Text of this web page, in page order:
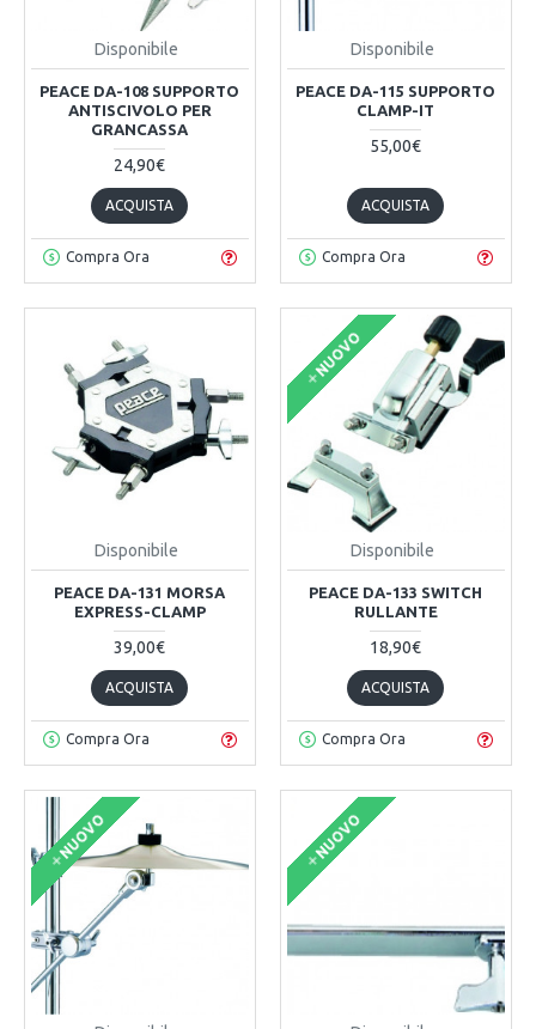
Disponibile
PEACE DA-108 SUPPORTO
ANTISCIVOLO PER
GRANCASSA
24,90€
ACQUISTA
Compra Ora
Disponibile
PEACE DA-115 SUPPORTO
CLAMP-IT
55,00€
ACQUISTA
Compra Ora
Disponibile
PEACE DA-131 MORSA
EXPRESS-CLAMP
39,00€
ACQUISTA
Compra Ora
NUOVO
Disponibile
PEACE DA-133 SWITCH
RULLANTE
18,90€
ACQUISTA
Compra Ora
NUOVO NUOVO